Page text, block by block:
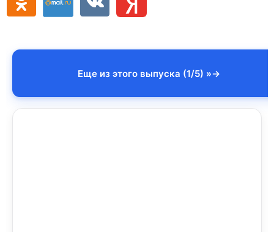
Еще из этого выпуска (1/5) »